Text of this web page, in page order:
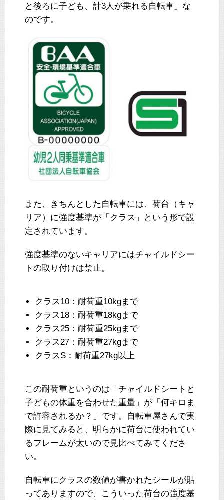
と後ろに子ども、計3人が乗れる自転車」な
のです。
また、きちんとした自転車には、荷台（キャ
リア）に強度基準が「クラス」という形で設
定されています。
強度基準のないキャリアにはチャイルドシー
トの取り付けは禁止。
クラス10：耐荷重10kgまで
クラス18：耐荷重18kgまで
クラス25：耐荷重25kgまで
クラス27：耐荷重27kgまで
クラスS：耐荷重27kg以上
この耐荷重というのは「チャイルドシートと
子どもの体重を合わせた重量」が「何キロま
で許容されるか？」です。自転車屋さんで実
際に見てみると、明らかに荷台に使われてい
るフレームが太いので見比べてみてくださ
い。
自転車にクラスの数値が書かれたシールが貼
ってありますので、こういった荷台の強度基